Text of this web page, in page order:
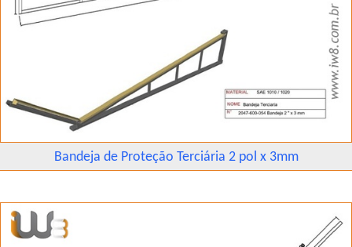
Bandeja de Proteção Terciária 2 pol x 3mm